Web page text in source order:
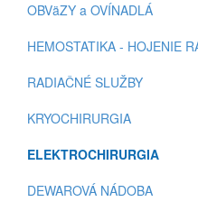
OBVäZY a OVÍNADLÁ
HEMOSTATIKA - HOJENIE
RADIAČNÉ SLUŽBY
KRYOCHIRURGIA
ELEKTROCHIRURGIA
DEWAROVÁ NÁDOBA